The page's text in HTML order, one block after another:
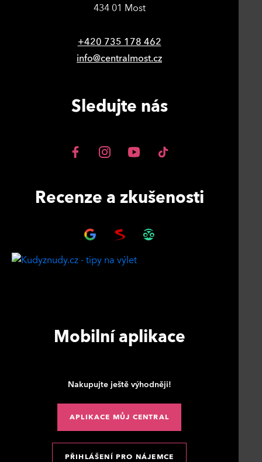
434 01 Most
+420 735 178 462
info@centralmost.cz
Sledujte nás
Recenze a zkušenosti
Mobilní aplikace
Nakupujte ještě výhodněji!
APLIKACE MŮJ CENTRAL
PŘIHLÁŠENÍ PRO NÁJEMCE